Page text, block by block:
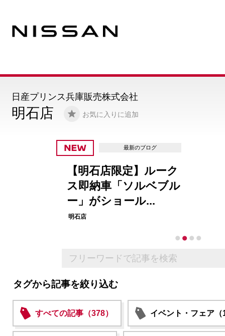
明石店 お気に入りに追加
日産プリンス兵庫販売株式会社
最新のブログ
【明石店限定】ルーク
ス即納車「ソルベブル
ー」がショール...
明石店
タグから記事を絞り込む
すべての記事（378） イベント・フェア（